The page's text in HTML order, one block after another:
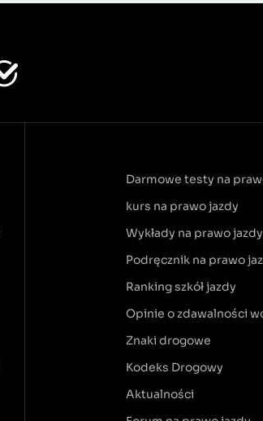
Darmowe testy na
kurs na prawo jazdy
Wykłady na prawo jazdy
Podręcznik na prawo
Ranking szkół jazdy
Opinie o zdawalności
Znaki drogowe
Kodeks Drogowy
Aktualności